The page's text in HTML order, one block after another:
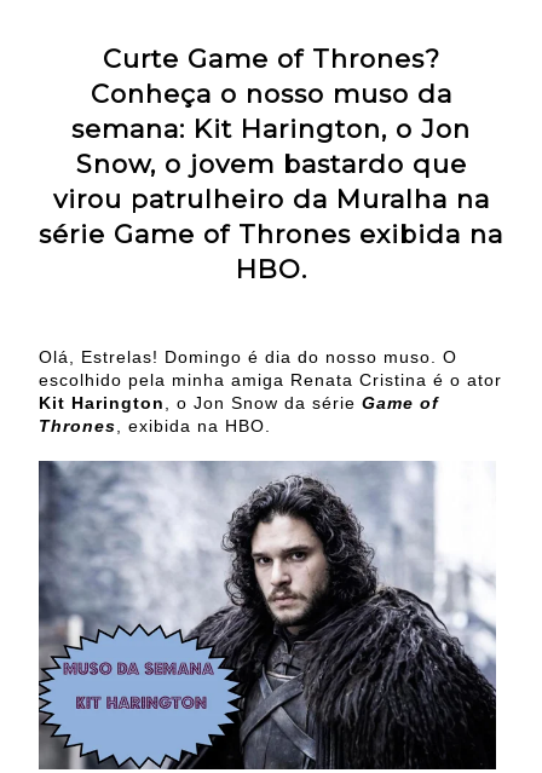
Curte Game of Thrones?
Conheça o nosso muso da
semana: Kit Harington, o Jon
Snow, o jovem bastardo que
virou patrulheiro da Muralha na
série Game of Thrones exibida na
HBO.
Olá, Estrelas! Domingo é dia do nosso muso. O
escolhido pela minha amiga Renata Cristina é o ator
Kit Harington
, o Jon Snow da série Game of
Thrones , exibida na HBO.